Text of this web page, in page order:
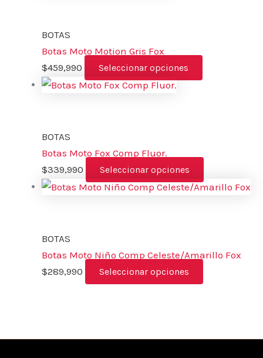
BOTAS
Botas Moto Motion Gris Fox
$459,990 Seleccionar opciones
BOTAS
Botas Moto Fox Comp Fluor.
$339,990 Seleccionar opciones
BOTAS
Botas Moto Niño Comp Celeste/Amarillo Fox
$289,990 Seleccionar opciones